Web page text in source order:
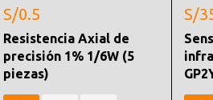
S/0.5
Resistencia Axial de
precisión 1% 1/6W (5
piezas)
S/